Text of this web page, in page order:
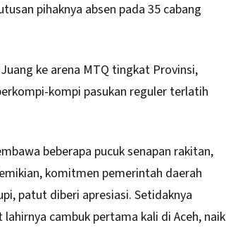
pihaknya absen pada 35 cabang
ke arena MTQ tingkat Provinsi,
kompi pasukan reguler terlatih
beberapa pucuk senapan rakitan,
komitmen pemerintah daerah
patut diberi apresiasi. Setidaknya
cambuk pertama kali di Aceh, naik